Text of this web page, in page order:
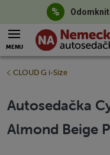
MENU
CLOUD G i-Size
Autosedačka
Almond Beige